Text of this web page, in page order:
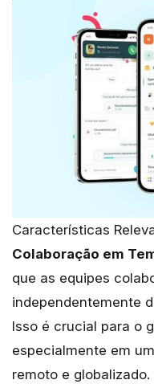
Características
Colaboração em
que as equipes
independentemente
Isso é crucial para o
especialmente em
remoto e globalizado.